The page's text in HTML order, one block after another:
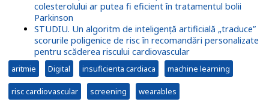
colesterolului ar putea fi eficient în tratamentul bolii
Parkinson
STUDIU. Un algoritm de inteligență artificială „traduce”
scorurile poligenice de risc în recomandări personalizate
pentru scăderea riscului cardiovascular
aritmie Digital insuficienta cardiaca machine learning
risc cardiovascular screening wearables